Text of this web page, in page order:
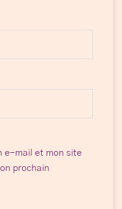
e-mail et mon site
prochain